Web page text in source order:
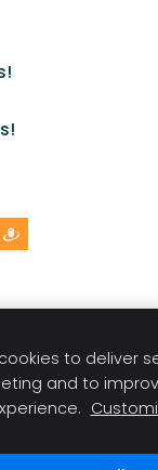
noteikumi
to deliver
and to